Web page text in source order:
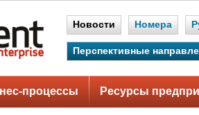
Новости Номера
Перспективные
процессы Ресурсы